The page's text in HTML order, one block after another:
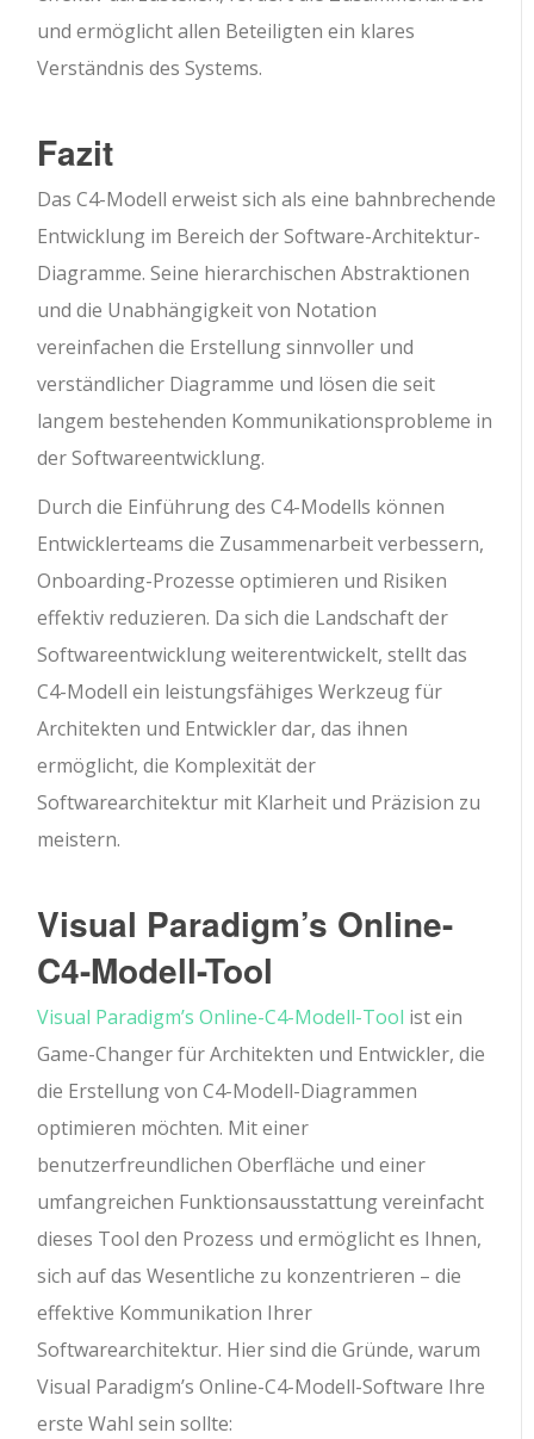
und ermöglicht allen Beteiligten ein klares
Verständnis des Systems.
Fazit
Das C4-Modell erweist sich als eine bahnbrechende
Entwicklung im Bereich der Software-Architektur-
Diagramme. Seine hierarchischen Abstraktionen
und die Unabhängigkeit von Notation
vereinfachen die Erstellung sinnvoller und
verständlicher Diagramme und lösen die seit
langem bestehenden Kommunikationsprobleme in
der Softwareentwicklung.
Durch die Einführung des C4-Modells können
Entwicklerteams die Zusammenarbeit verbessern,
Onboarding-Prozesse optimieren und Risiken
effektiv reduzieren. Da sich die Landschaft der
Softwareentwicklung weiterentwickelt, stellt das
C4-Modell ein leistungsfähiges Werkzeug für
Architekten und Entwickler dar, das ihnen
ermöglicht, die Komplexität der
Softwarearchitektur mit Klarheit und Präzision zu
meistern.
Visual Paradigm’s Online-
C4-Modell-Tool
Visual Paradigm’s Online-C4-Modell-Tool ist ein
Game-Changer für Architekten und Entwickler, die
die Erstellung von C4-Modell-Diagrammen
optimieren möchten. Mit einer
benutzerfreundlichen Oberfläche und einer
umfangreichen Funktionsausstattung vereinfacht
dieses Tool den Prozess und ermöglicht es Ihnen,
sich auf das Wesentliche zu konzentrieren – die
effektive Kommunikation Ihrer
Softwarearchitektur. Hier sind die Gründe, warum
Visual Paradigm’s Online-C4-Modell-Software Ihre
erste Wahl sein sollte: